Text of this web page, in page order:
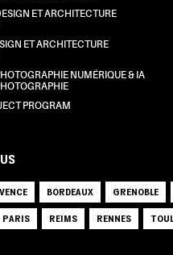
ET ARCHITECTURE
ET ARCHITECTURE
NUMÉRIQUE & IA
PROGRAM
BORDEAUX GRENOBLE
PARIS REIMS RENNES